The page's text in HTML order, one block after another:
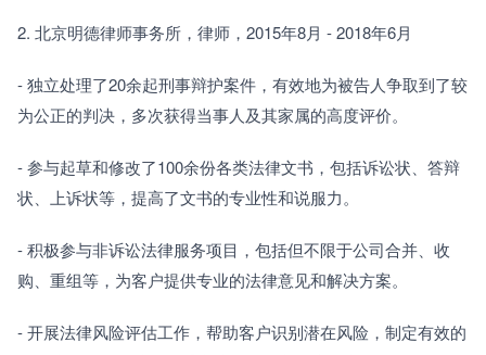
2. 北京明德律师事务所，律师，2015年8月 - 2018年6月
- 独立处理了20余起刑事辩护案件，有效地为被告人争取到了较
为公正的判决，多次获得当事人及其家属的高度评价。
- 参与起草和修改了100余份各类法律文书，包括诉讼状、答辩
状、上诉状等，提高了文书的专业性和说服力。
- 积极参与非诉讼法律服务项目，包括但不限于公司合并、收
购、重组等，为客户提供专业的法律意见和解决方案。
- 开展法律风险评估工作，帮助客户识别潜在风险，制定有效的